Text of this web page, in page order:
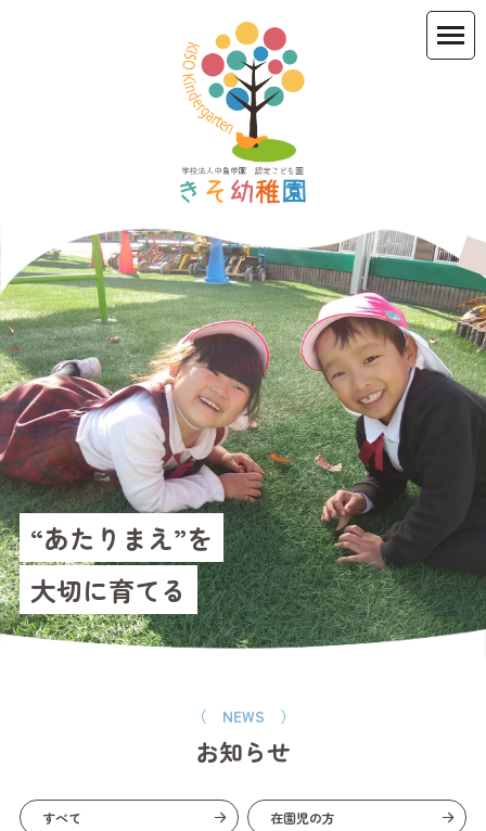
“あたりまえ”を
大切に育てる
（ NEWS ）
お知らせ
すべて 在園児の方